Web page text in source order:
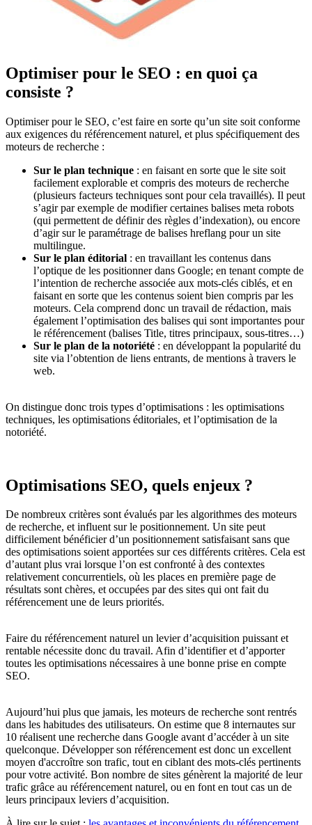
Optimiser pour le SEO : en quoi ça
consiste ?
Optimiser pour le SEO, c’est faire en sorte qu’un site soit conforme
aux exigences du référencement naturel, et plus spécifiquement des
moteurs de recherche :
Sur le plan technique : en faisant en sorte que le site soit
facilement explorable et compris des moteurs de recherche
(plusieurs facteurs techniques sont pour cela travaillés). Il peut
s’agir par exemple de modifier certaines balises meta robots
(qui permettent de définir des règles d’indexation), ou encore
d’agir sur le paramétrage de balises hreflang pour un site
multilingue.
Sur le plan éditorial : en travaillant les contenus dans
l’optique de les positionner dans Google; en tenant compte de
l’intention de recherche associée aux mots-clés ciblés, et en
faisant en sorte que les contenus soient bien compris par les
moteurs. Cela comprend donc un travail de rédaction, mais
également l’optimisation des balises qui sont importantes pour
le référencement (balises Title, titres principaux, sous-titres…)
Sur le plan de la notoriété : en développant la popularité du
site via l’obtention de liens entrants, de mentions à travers le
web.
On distingue donc trois types d’optimisations : les optimisations
techniques, les optimisations éditoriales, et l’optimisation de la
notoriété.
Optimisations SEO, quels enjeux ?
De nombreux critères sont évalués par les algorithmes des moteurs
de recherche, et influent sur le positionnement. Un site peut
difficilement bénéficier d’un positionnement satisfaisant sans que
des optimisations soient apportées sur ces différents critères. Cela est
d’autant plus vrai lorsque l’on est confronté à des contextes
relativement concurrentiels, où les places en première page de
résultats sont chères, et occupées par des sites qui ont fait du
référencement une de leurs priorités.
Faire du référencement naturel un levier d’acquisition puissant et
rentable nécessite donc du travail. Afin d’identifier et d’apporter
toutes les optimisations nécessaires à une bonne prise en compte
SEO.
Aujourd’hui plus que jamais, les moteurs de recherche sont rentrés
dans les habitudes des utilisateurs. On estime que 8 internautes sur
10 réalisent une recherche dans Google avant d’accéder à un site
quelconque. Développer son référencement est donc un excellent
moyen d'accroître son trafic, tout en ciblant des mots-clés pertinents
pour votre activité. Bon nombre de sites génèrent la majorité de leur
trafic grâce au référencement naturel, ou en font en tout cas un de
leurs principaux leviers d’acquisition.